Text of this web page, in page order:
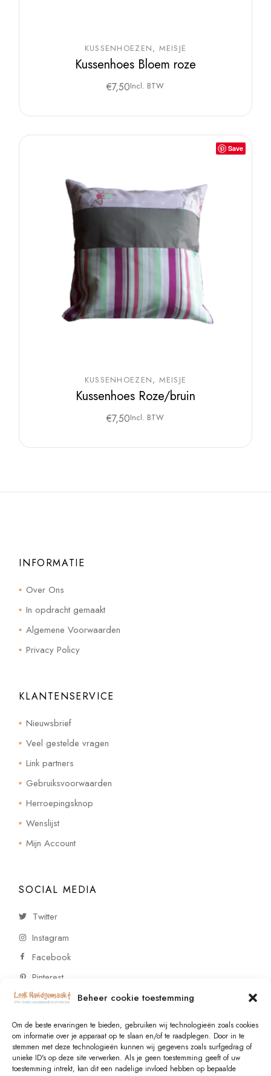
Beheer cookie toestemming
Om de beste ervaringen te bieden, gebruiken wij technologieën zoals cookies
om informatie over je apparaat op te slaan en/of te raadplegen. Door in te
stemmen met deze technologieën kunnen wij gegevens zoals surfgedrag of
unieke ID's op deze site verwerken. Als je geen toestemming geeft of uw
toestemming intrekt, kan dit een nadelige invloed hebben op bepaalde
KUSSENHOEZEN MEISJE
Kussenhoes Bloem roze
€7,50Incl. BTW
Save
KUSSENHOEZEN MEISJE
Kussenhoes Roze/bruin
€7,50Incl. BTW
INFORMATIE
Over Ons
In opdracht gemaakt
Algemene Voorwaarden
Privacy Policy
KLANTENSERVICE
Nieuwsbrief
Veel gestelde vragen
Link partners
Gebruiksvoorwaarden
Herroepingsknop
Wenslijst
Mijn Account
SOCIAL MEDIA
Twitter
Instagram
Facebook
Pinterest
CONTACT
Vragen of wensen? Neem contact op!
+31 (0)6 229 021 29